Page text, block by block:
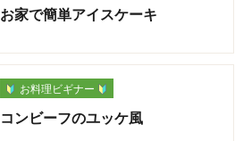
お家で簡単アイスケーキ
お料理ビギナー
コンビーフのユッケ風